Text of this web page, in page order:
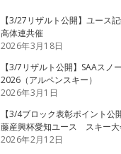
【3/27リザルト公開】ユース
高体連共催
2026年3月18日
【3/7リザルト公開】SAAスノ
2026（アルペンスキー）
2026年3月1日
【3/4ブロック表彰ポイント
藤産興杯愛知ユース スキー大
2026年2月12日